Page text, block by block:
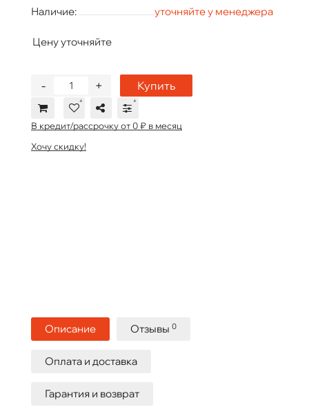
Наличие:
уточняйте у менеджера
Цену уточняйте
+
- Купить
В кредит/рассрочку от 0 ₽ в месяц
Хочу скидку!
Описание Отзывы 0
Оплата и доставка
Гарантия и возврат